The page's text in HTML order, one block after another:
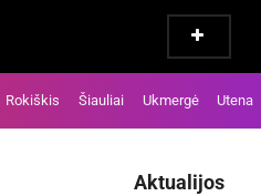
Rokiškis Šiauliai Ukmergė Utena
Aktualijos